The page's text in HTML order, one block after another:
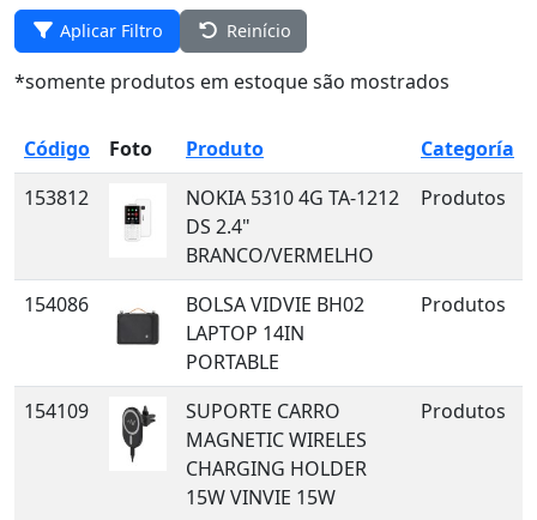
Aplicar Filtro Reinício
*somente produtos em estoque são mostrados
Código Foto Produto
Categoría
153812
NOKIA 5310 4G TA-1212
DS 2.4"
BRANCO/VERMELHO
Produtos
154086
BOLSA VIDVIE BH02
LAPTOP 14IN
PORTABLE
Produtos
154109
SUPORTE CARRO
MAGNETIC WIRELES
CHARGING HOLDER
15W VINVIE 15W
Produtos